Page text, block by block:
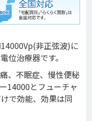
非正弦波)に
位治療器です。
、不眠症、慢性便秘
14000とフューチャ
で効能、効果は同